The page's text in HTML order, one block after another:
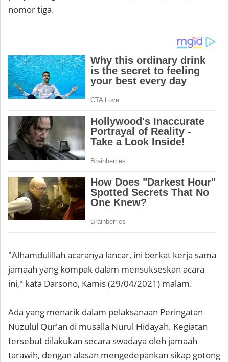
nomor tiga.
"Alhamdulillah acaranya lancar, ini berkat kerja sama
jamaah yang kompak dalam mensukseskan acara
ini," kata Darsono, Kamis (29/04/2021) malam.
Ada yang menarik dalam pelaksanaan Peringatan
Nuzulul Qur'an di musalla Nurul Hidayah. Kegiatan
tersebut dilakukan secara swadaya oleh jamaah
tarawih, dengan alasan mengedepankan sikap gotong